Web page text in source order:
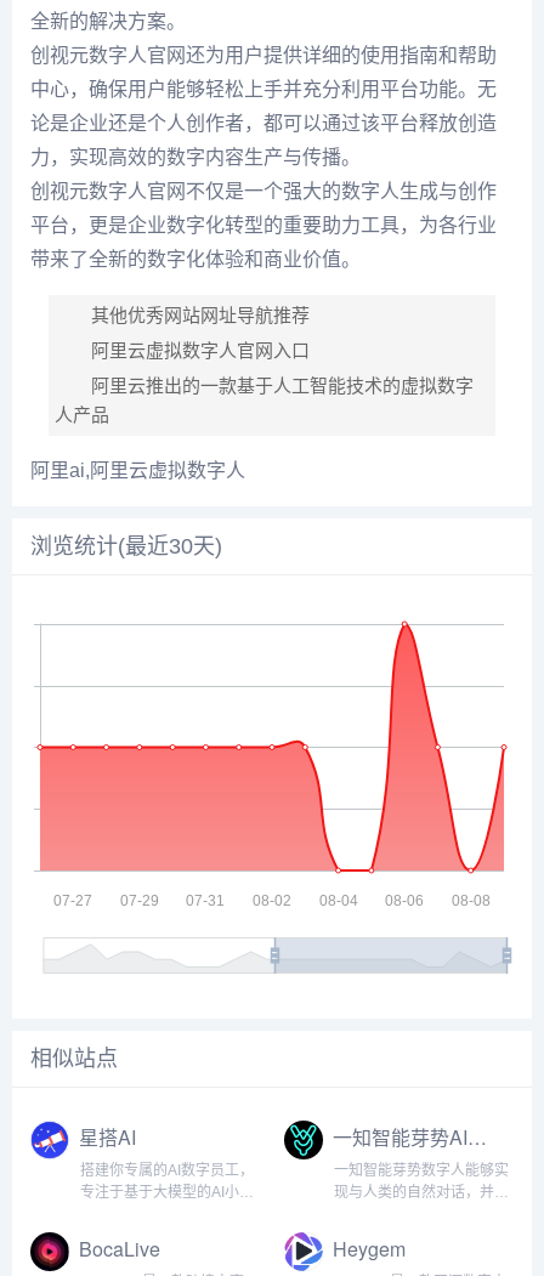
全新的解决方案。
创视元数字人官网还为用户提供详细的使用指南和帮助
中心，确保用户能够轻松上手并充分利用平台功能。无
论是企业还是个人创作者，都可以通过该平台释放创造
力，实现高效的数字内容生产与传播。
创视元数字人官网不仅是一个强大的数字人生成与创作
平台，更是企业数字化转型的重要助力工具，为各行业
带来了全新的数字化体验和商业价值。
其他优秀网站网址导航推荐
阿里云虚拟数字人官网入口
阿里云推出的一款基于人工智能技术的虚拟数字
人产品
阿里ai,阿里云虚拟数字人
浏览统计(最近30天)
相似站点
星搭AI
搭建你专属的AI数字员工，
专注于基于大模型的AI小模
一知智能芽势AI数字人
一知智能芽势数字人能够实
现与人类的自然对话，并且
化形象和声音定制，轻松复
BocaLive Heygem